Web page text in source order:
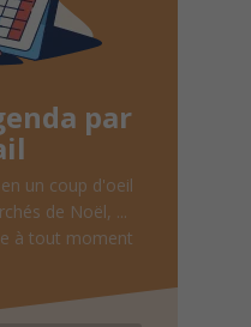
par
un coup d'oeil
de Noël, ...
à tout moment